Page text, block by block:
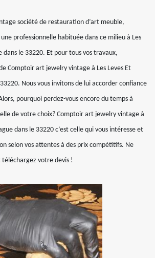
société de restauration d’art meuble,
professionnelle habituée dans ce milieu à Les
dans le 33220. Et pour tous vos travaux,
Comptoir art jewelry vintage à Les Leves Et
Nous vous invitons de lui accorder confiance
pourquoi perdez-vous encore du temps à
de votre choix? Comptoir art jewelry vintage à
dans le 33220 c’est celle qui vous intéresse et
selon vos attentes à des prix compétitifs. Ne
votre devis !